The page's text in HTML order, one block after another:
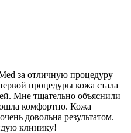
за отличную процедуру
процедуры кожа стала
Мне тщательно объяснили
комфортно. Кожа
довольна результатом.
клинику!